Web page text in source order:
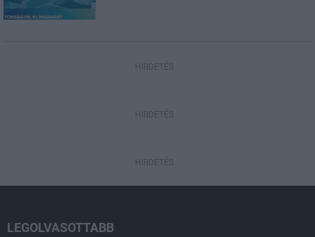
HIRDETÉS
HIRDETÉS
HIRDETÉS
LEGOLVASOTTABB